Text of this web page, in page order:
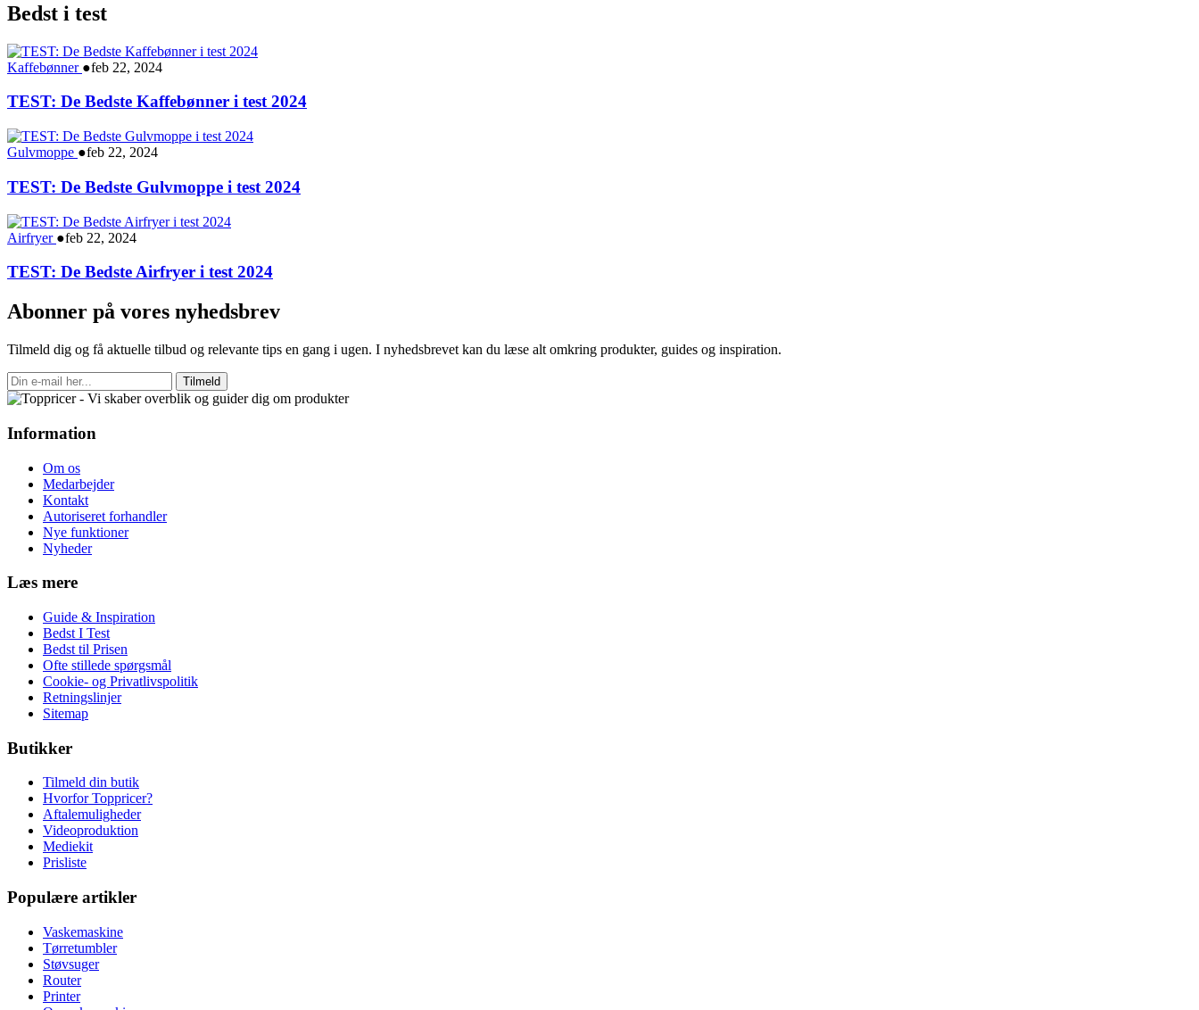
Bedst i test
Kaffebønner ●feb 22, 2024
TEST: De Bedste Kaffebønner i test 2024
Gulvmoppe ●feb 22, 2024
TEST: De Bedste Gulvmoppe i test 2024
Airfryer ●feb 22, 2024
TEST: De Bedste Airfryer i test 2024
Abonner på vores nyhedsbrev
Tilmeld dig og få aktuelle tilbud og relevante tips en gang i ugen. I nyhedsbrevet kan du læse alt omkring produkter, guides og inspiration.
Tilmeld
Information
Om os
Medarbejder
Kontakt
Autoriseret forhandler
Nye funktioner
Nyheder
Læs mere
Guide & Inspiration
Bedst I Test
Bedst til Prisen
Ofte stillede spørgsmål
Cookie- og Privatlivspolitik
Retningslinjer
Sitemap
Butikker
Tilmeld din butik
Hvorfor Toppricer?
Aftalemuligheder
Videoproduktion
Mediekit
Prisliste
Populære artikler
Vaskemaskine
Tørretumbler
Støvsuger
Router
Printer